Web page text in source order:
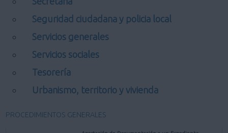
Seguridad ciudadana y policia local
Servicios generales
Servicios sociales
Tesorería
Urbanismo, territorio y vivienda
PROCEDIMIENTOS GENERALES